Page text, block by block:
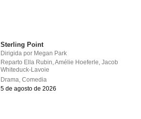
Sterling Point
Dirigida por Megan Park
Reparto Ella Rubin,Amélie Hoeferle,Jacob
Whiteduck-Lavoie
Drama,Comedia
5 de agosto de 2026